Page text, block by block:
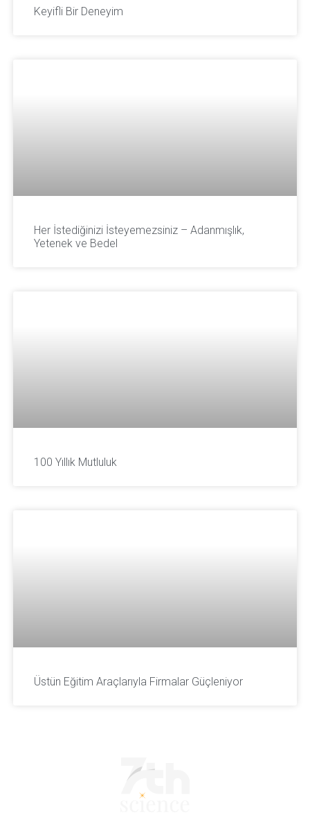
Keyifli Bir Deneyim
Her İstediğinizi İsteyemezsiniz – Adanmışlık,
Yetenek ve Bedel
100 Yıllık Mutluluk
Üstün Eğitim Araçlarıyla Firmalar Güçleniyor